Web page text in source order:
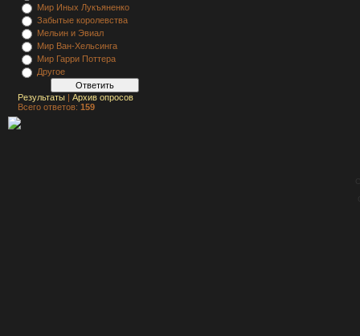
Мир Иных Лукъяненко
Забытые королевства
Мельин и Эвиал
Мир Ван-Хельсинга
Мир Гарри Поттера
Другое
Результаты | Архив опросов
Всего ответов: 159